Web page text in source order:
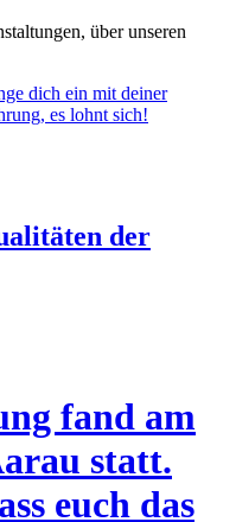
über unseren
dich ein mit deiner
es lohnt sich!
der
fand am
statt.
euch das